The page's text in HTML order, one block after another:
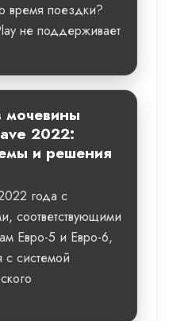
время поездки?
не поддерживает
мочевины
2022:
и решения
года с
соответствующими
Евро-5 и Евро-6,
с системой